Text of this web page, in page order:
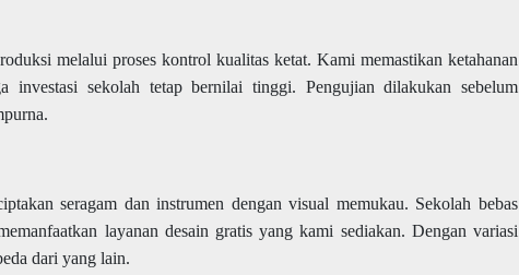
melalui proses kontrol kualitas ketat. Kami memastikan ketahanan
investasi sekolah tetap bernilai tinggi. Pengujian dilakukan sebelum
seragam dan instrumen dengan visual memukau. Sekolah bebas
layanan desain gratis yang kami sediakan. Dengan variasi
dari yang lain.